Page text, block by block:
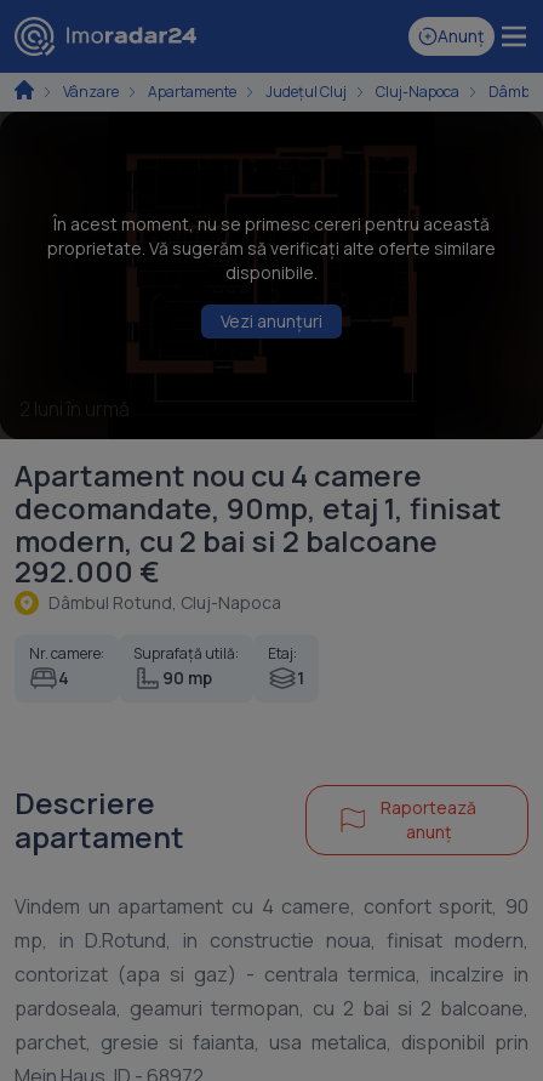
Anunț
Vânzare Apartamente Județul Cluj Cluj-Napoca
În acest moment, nu se primesc cereri pentru această
proprietate. Vă sugerăm să verificați alte oferte similare
disponibile.
Vezi anunțuri
2 luni în urmă
Apartament nou cu 4 camere
decomandate, 90mp, etaj 1, finisat
modern, cu 2 bai si 2 balcoane
292.000 €
Dâmbul Rotund, Cluj-Napoca
Nr. camere:
4
Suprafață utilă:
90 mp
Etaj:
1
Descriere
apartament
Raportează
anunț
Vindem un apartament cu 4 camere, confort sporit, 90
mp, in D.Rotund, in constructie noua, finisat modern,
contorizat (apa si gaz) - centrala termica, incalzire in
pardoseala, geamuri termopan, cu 2 bai si 2 balcoane,
parchet, gresie si faianta, usa metalica, disponibil prin